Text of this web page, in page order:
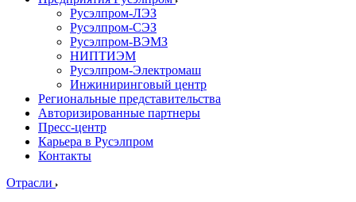
Русэлпром-ЛЭЗ
Русэлпром-СЭЗ
Русэлпром-ВЭМЗ
НИПТИЭМ
Русэлпром-Электромаш
Инжиниринговый центр
Региональные представительства
Авторизированные партнеры
Пресс-центр
Карьера в Русэлпром
Контакты
Отрасли